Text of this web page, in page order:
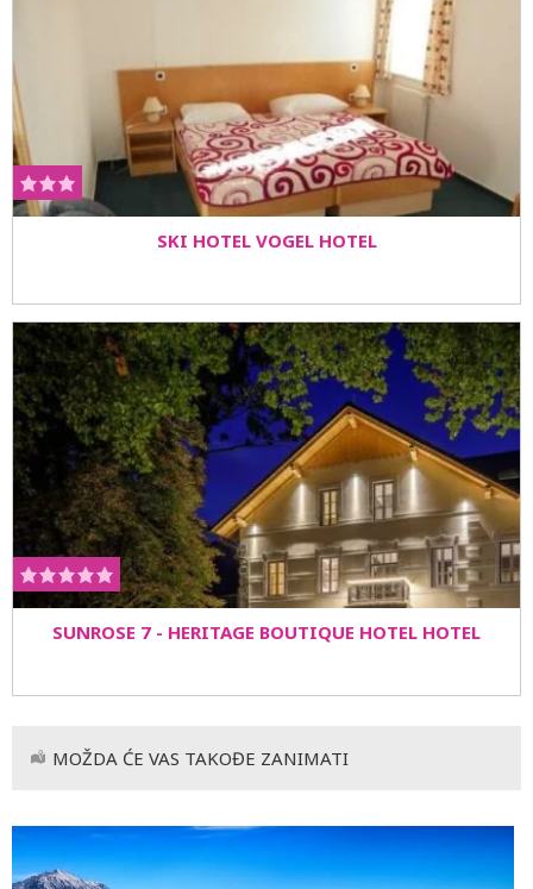
SKI HOTEL VOGEL HOTEL
SUNROSE 7 - HERITAGE BOUTIQUE HOTEL HOTEL
MOŽDA ĆE VAS TAKOĐE ZANIMATI